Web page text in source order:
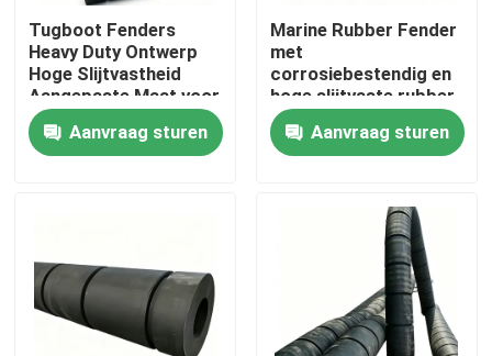
Thuis
Video's
Tugboot Fenders
Heavy Duty Ontwerp
Hoge Slijtvastheid
Aangepaste Maat voor
Maritieme
Bescherming
Aanvraag sturen
Marine Rubber Fender
met
corrosiebestendig en
hoge slijtvaste rubber
voor sleepboten
Aanvraag sturen